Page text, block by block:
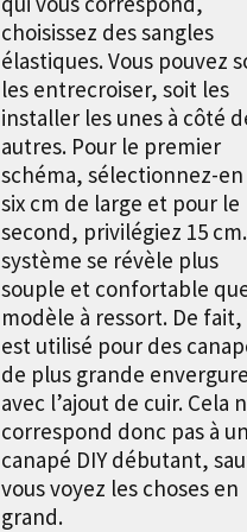
choisissez des sangles
élastiques. Vous pouvez
les entrecroiser, soit les
installer les unes à côté
autres. Pour le premier
schéma, sélectionnez-en
six cm de large et pour le
second, privilégiez 15
système se révèle plus
souple et confortable
modèle à ressort. De
est utilisé pour des
de plus grande envergure
avec l’ajout de cuir. Cela
correspond donc pas à un
canapé DIY débutant,
vous voyez les choses en
grand.